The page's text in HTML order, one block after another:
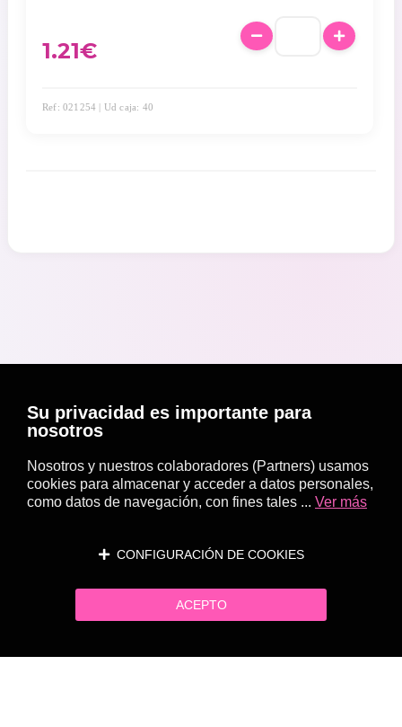
1.21€
Ref: 021254 | Ud caja: 40
Su privacidad es importante para
nosotros
Nosotros y nuestros colaboradores (Partners) usamos
cookies para almacenar y acceder a datos personales,
como datos de navegación, con fines tales ... Ver más
CONFIGURACIÓN DE COOKIES
ACEPTO